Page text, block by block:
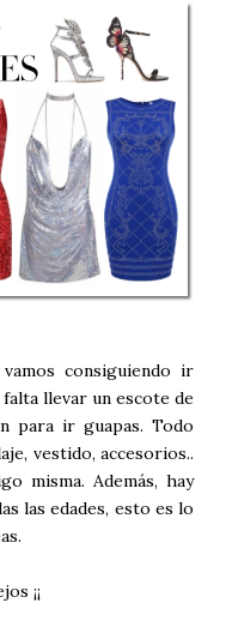
consiguiendo ir
llevar un escote de
para ir guapas. Todo
vestido, accesorios..
misma. Además, hay
las edades, esto es lo
¡¡